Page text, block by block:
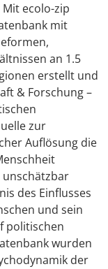
ecolo-zip
mit
an 1.5
erstellt und
& Forschung –
zur
Auflösung die
des Einflusses
und sein
politischen
wurden
der